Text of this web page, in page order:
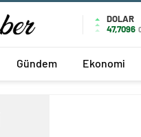
DOLAR
47,7096
Gündem Ekonomi